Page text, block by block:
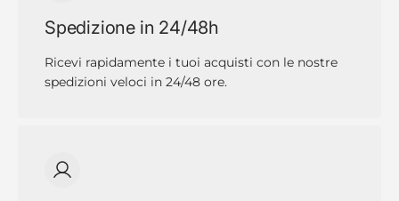
Spedizione in 24/48h
Ricevi rapidamente i tuoi acquisti con le nostre
spedizioni veloci in 24/48 ore.